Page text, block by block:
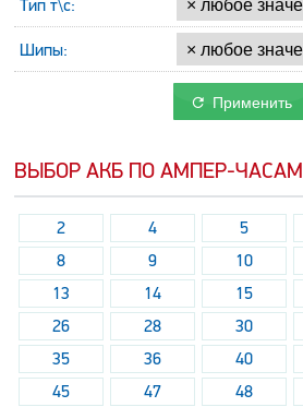
Тип т\с:
Шипы:
Применить
ВЫБОР АКБ ПО АМПЕР-ЧАСАМ
2 4 5
8
9 10
13
14 15
26
28 30
35
36 40
45
47 48